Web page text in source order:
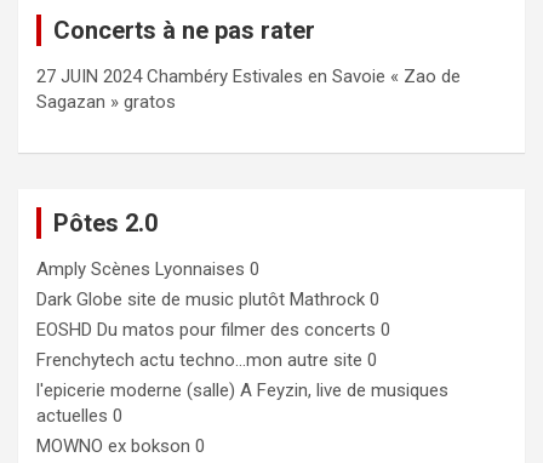
Concerts à ne pas rater
27 JUIN 2024 Chambéry Estivales en Savoie « Zao de
Sagazan » gratos
Pôtes 2.0
Amply Scènes Lyonnaises 0
Dark Globe site de music plutôt Mathrock 0
EOSHD Du matos pour filmer des concerts 0
Frenchytech actu techno…mon autre site 0
l'epicerie moderne (salle) A Feyzin, live de musiques
actuelles 0
MOWNO ex bokson 0